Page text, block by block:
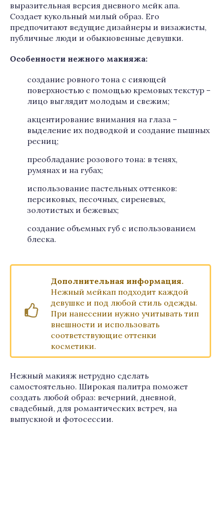
выразительная версия дневного мейк апа.
Создает кукольный милый образ. Его
предпочитают ведущие дизайнеры и визажисты,
публичные люди и обыкновенные девушки.
Особенности нежного макияжа:
создание ровного тона с сияющей
поверхностью с помощью кремовых текстур –
лицо выглядит молодым и свежим;
акцентирование внимания на глаза –
выделение их подводкой и создание пышных
ресниц;
преобладание розового тона: в тенях,
румянах и на губах;
использование пастельных оттенков:
персиковых, песочных, сиреневых,
золотистых и бежевых;
создание объемных губ с использованием
блеска.
Дополнительная информация.
Нежный мейкап подходит каждой
девушке и под любой стиль одежды.
При нанесении нужно учитывать тип
внешности и использовать
соответствующие оттенки
косметики.
Нежный макияж нетрудно сделать
самостоятельно. Широкая палитра поможет
создать любой образ: вечерний, дневной,
свадебный, для романтических встреч, на
выпускной и фотосессии.